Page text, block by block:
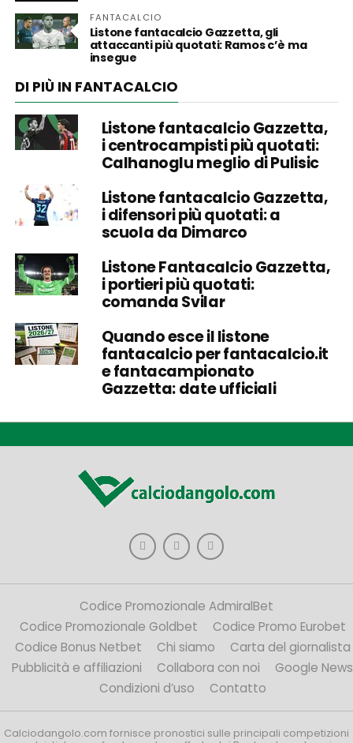
FANTACALCIO
Listone fantacalcio Gazzetta, gli
attaccanti più quotati: Ramos c’è ma
insegue
DI PIÙ IN FANTACALCIO
Listone fantacalcio Gazzetta,
i centrocampisti più quotati:
Calhanoglu meglio di Pulisic
Listone fantacalcio Gazzetta,
i difensori più quotati: a
scuola da Dimarco
Listone Fantacalcio Gazzetta,
i portieri più quotati:
comanda Svilar
Quando esce il listone
fantacalcio per fantacalcio.it
e fantacampionato
Gazzetta: date ufficiali
Codice Promozionale AdmiralBet
Codice Promozionale Goldbet
Codice Promo Eurobet
Codice Bonus Netbet
Chi siamo
Carta del giornalista
Pubblicità e affiliazioni
Collabora con noi
Google News
Condizioni d’uso
Contatto
Calciodangolo.com fornisce pronostici sulle principali competizioni